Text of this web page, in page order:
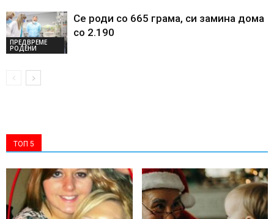
ПРЕДВРЕМЕ
РОДЕНИ
Се роди со 665 грама, си замина дома
со 2.190
ТОП 5